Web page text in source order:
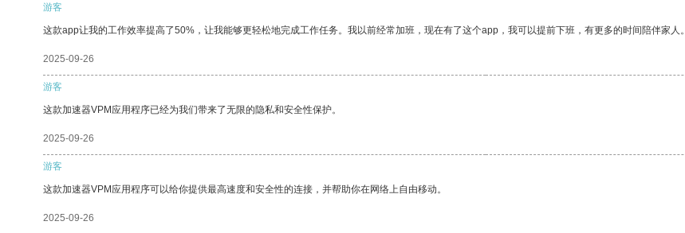
游客
这款app让我的工作效率提高了50%，让我能够更轻松地完成工作任务。我以前经常加班，现在有了这个app，我可以提前下班，有更多的时间陪伴家人。
2025-09-26
游客
这款加速器VPM应用程序已经为我们带来了无限的隐私和安全性保护。
2025-09-26
游客
这款加速器VPM应用程序可以给你提供最高速度和安全性的连接，并帮助你在网络上自由移动。
2025-09-26